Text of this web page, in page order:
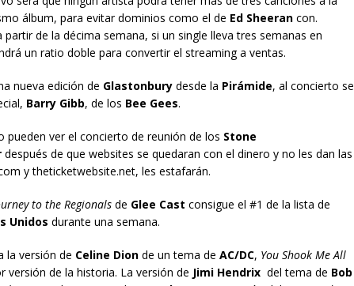
álbum, para evitar dominios como el de Ed Sheerancon.
partir de la décima semana, si un single lleva tres semanas en
un ratio doble para convertir el streaming a ventas.
nueva edición de Glastonburydesde la Pirámide, al concierto se
Barry Gibb, de los Bee Gees.
pueden ver el concierto de reunión de los Stone
después de que websites se quedaran con el dinero y no les dan las
y theticketwebsite.net, les estafarán.
to the Regionalsde Glee Cast consigue el #1 de la lista de
Unidos durante una semana.
la versión de Celine Dionde un tema de AC/DC, You Shook Me All
versión de la historia. La versión de Jimi Hendrix del tema de Bob